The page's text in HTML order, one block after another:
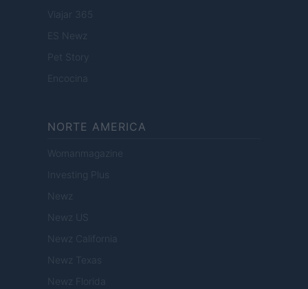
Viajar 365
ES Newz
Pet Story
Encocina
NORTE AMERICA
Womanmagazine
Investing Plus
Newz
Newz US
Newz California
Newz Texas
Newz Florida